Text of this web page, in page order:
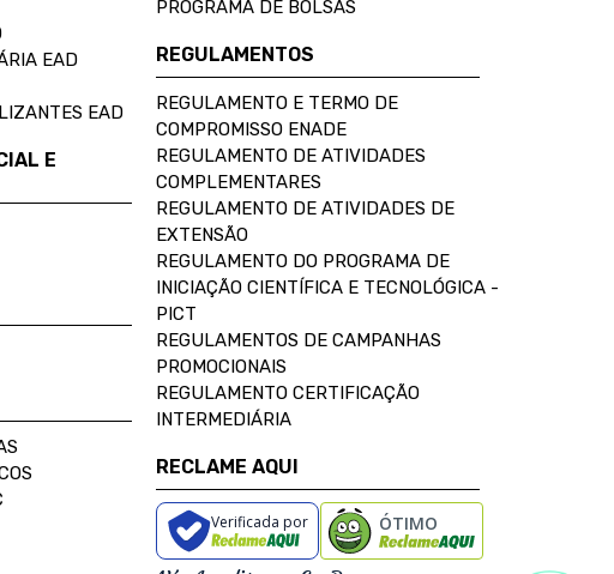
EAD
EAD
E
PROGRAMA DE BOLSAS
REGULAMENTOS
REGULAMENTO E TERMO DE
COMPROMISSO ENADE
REGULAMENTO DE ATIVIDADES
COMPLEMENTARES
REGULAMENTO DE ATIVIDADES DE
EXTENSÃO
REGULAMENTO DO PROGRAMA DE
INICIAÇÃO CIENTÍFICA E TECNOLÓGICA -
PICT
REGULAMENTOS DE CAMPANHAS
PROMOCIONAIS
REGULAMENTO CERTIFICAÇÃO
INTERMEDIÁRIA
RECLAME AQUI
Verificada por ÓTIMO